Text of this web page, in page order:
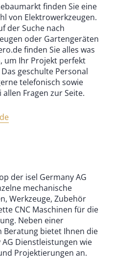
finden Sie eine
von Elektrowerkzeugen.
der Suche nach
oder Gartengeräten
finden Sie alles was
um Ihr Projekt perfekt
geschulte Personal
telefonisch sowie
Fragen zur Seite.
der isel Germany AG
mechanische
Werkzeuge, Zubehör
CNC Maschinen für die
Neben einer
Beratung bietet Ihnen die
Dienstleistungen wie
Projektierungen an.